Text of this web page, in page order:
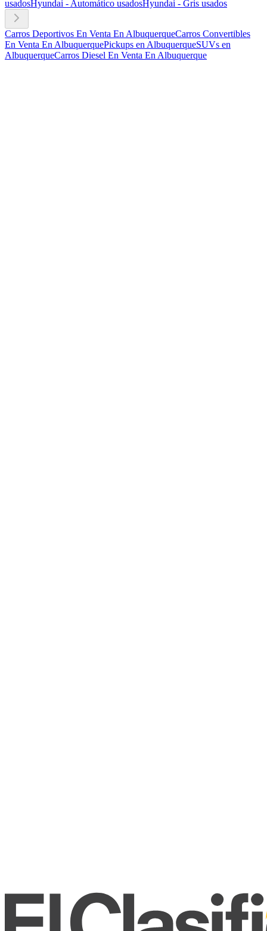
usadosHyundai - Automático usadosHyundai - Gris usados
Carros Deportivos En Venta En AlbuquerqueCarros Convertibles
En Venta En AlbuquerquePickups en AlbuquerqueSUVs en
AlbuquerqueCarros Diesel En Venta En Albuquerque